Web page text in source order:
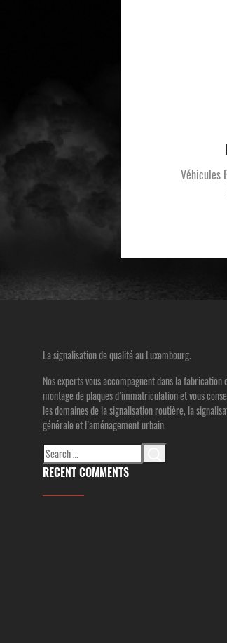
Véhicules
La signalisation de qualité au Luxembourg.
Nos experts vous accompagnent dans la fabrication
montage de plaques d’immatriculation et vous
les domaines de la signalisation routière, la
générale et l’aménagement urbain.
Search
for:
RECENT COMMENTS